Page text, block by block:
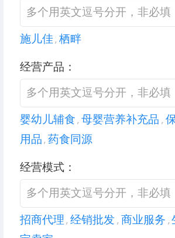
施儿佳,栖畔
经营产品：
婴幼儿辅食,母婴营养补充品,
用品,药食同源
经营模式：
招商代理,经销批发,商业服务,